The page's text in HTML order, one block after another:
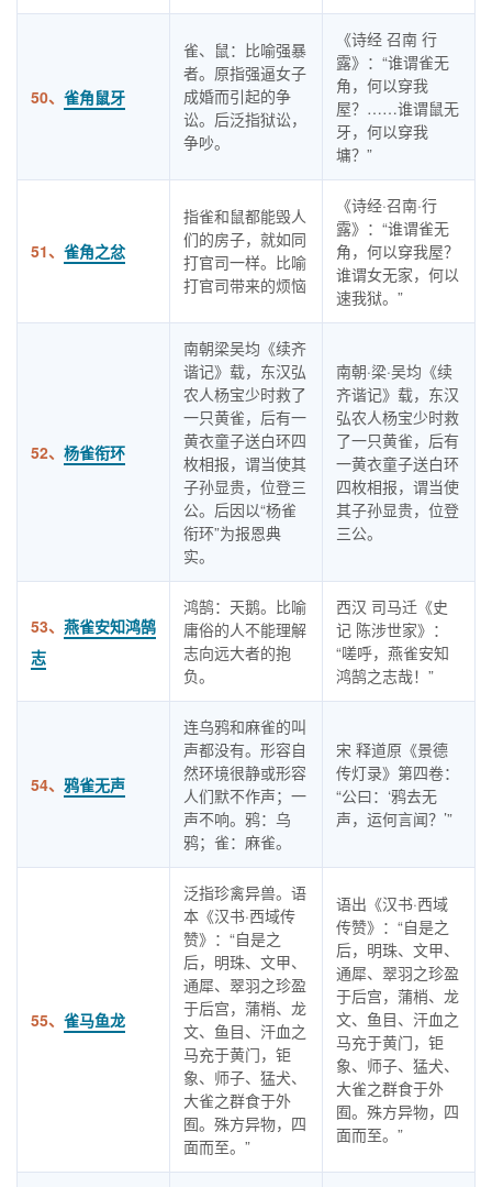
50、 雀角鼠牙
雀、鼠：比喻强暴
者。原指强逼女子
成婚而引起的争
讼。后泛指狱讼，
争吵。
《诗经 召南 行
露》：“谁谓雀无
角，何以穿我
屋？……谁谓鼠无
牙，何以穿我
墉？”
51、 雀角之忿
指雀和鼠都能毁人
们的房子，就如同
打官司一样。比喻
打官司带来的烦恼
《诗经·召南·行
露》：“谁谓雀无
角，何以穿我屋？
谁谓女无家，何以
速我狱。”
52、 杨雀衔环
南朝梁吴均《续齐
谐记》载，东汉弘
农人杨宝少时救了
一只黄雀，后有一
黄衣童子送白环四
枚相报，谓当使其
子孙显贵，位登三
公。后因以“杨雀
衔环”为报恩典
实。
南朝·梁·吴均《续
齐谐记》载，东汉
弘农人杨宝少时救
了一只黄雀，后有
一黄衣童子送白环
四枚相报，谓当使
其子孙显贵，位登
三公。
53、 燕雀安知鸿鹄
志
鸿鹄：天鹅。比喻
庸俗的人不能理解
志向远大者的抱
负。
西汉 司马迁《史
记 陈涉世家》：
“嗟呼，燕雀安知
鸿鹄之志哉！”
54、 鸦雀无声
连乌鸦和麻雀的叫
声都没有。形容自
然环境很静或形容
人们默不作声；一
声不响。鸦：乌
鸦；雀：麻雀。
宋 释道原《景德
传灯录》第四卷：
“公曰：‘鸦去无
声，运何言闻？’”
55、 雀马鱼龙
泛指珍禽异兽。语
本《汉书·西域传
赞》：“自是之
后，明珠、文甲、
通犀、翠羽之珍盈
于后宫，蒲梢、龙
文、鱼目、汗血之
马充于黄门，钜
象、师子、猛犬、
大雀之群食于外
囿。殊方异物，四
面而至。”
语出《汉书·西域
传赞》：“自是之
后，明珠、文甲、
通犀、翠羽之珍盈
于后宫，蒲梢、龙
文、鱼目、汗血之
马充于黄门，钜
象、师子、猛犬、
大雀之群食于外
囿。殊方异物，四
面而至。”